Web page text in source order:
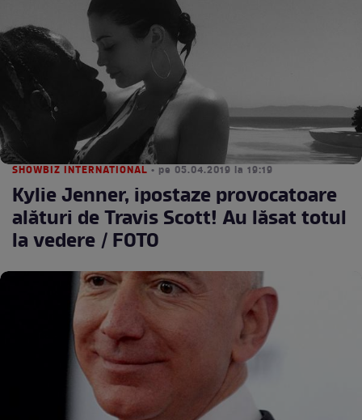
SHOWBIZ INTERNATIONAL • pe 05.04.2019 la 19:19
Kylie Jenner, ipostaze provocatoare
alături de Travis Scott! Au lăsat totul
la vedere / FOTO